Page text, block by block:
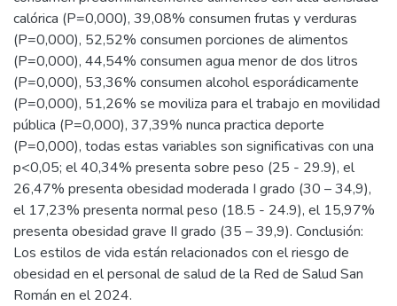
calórica (P=0,000), 39,08% consumen frutas y verduras
(P=0,000), 52,52% consumen porciones de alimentos
(P=0,000), 44,54% consumen agua menor de dos litros
(P=0,000), 53,36% consumen alcohol esporádicamente
(P=0,000), 51,26% se moviliza para el trabajo en movilidad
pública (P=0,000), 37,39% nunca practica deporte
(P=0,000), todas estas variables son significativas con una
p<0,05; el 40,34% presenta sobre peso (25 - 29.9), el
26,47% presenta obesidad moderada I grado (30 – 34,9),
el 17,23% presenta normal peso (18.5 - 24.9), el 15,97%
presenta obesidad grave II grado (35 – 39,9). Conclusión:
Los estilos de vida están relacionados con el riesgo de
obesidad en el personal de salud de la Red de Salud San
Román en el 2024.